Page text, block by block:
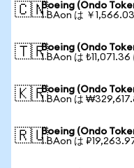
🇨🇳Boeing (Ondo
1 BAon は ￥
🇹🇷Boeing (Ondo
1 BAon は ₺11,071.36
🇰🇷Boeing (Ondo
1 BAon は
🇷🇺Boeing (Ondo
1 BAon は